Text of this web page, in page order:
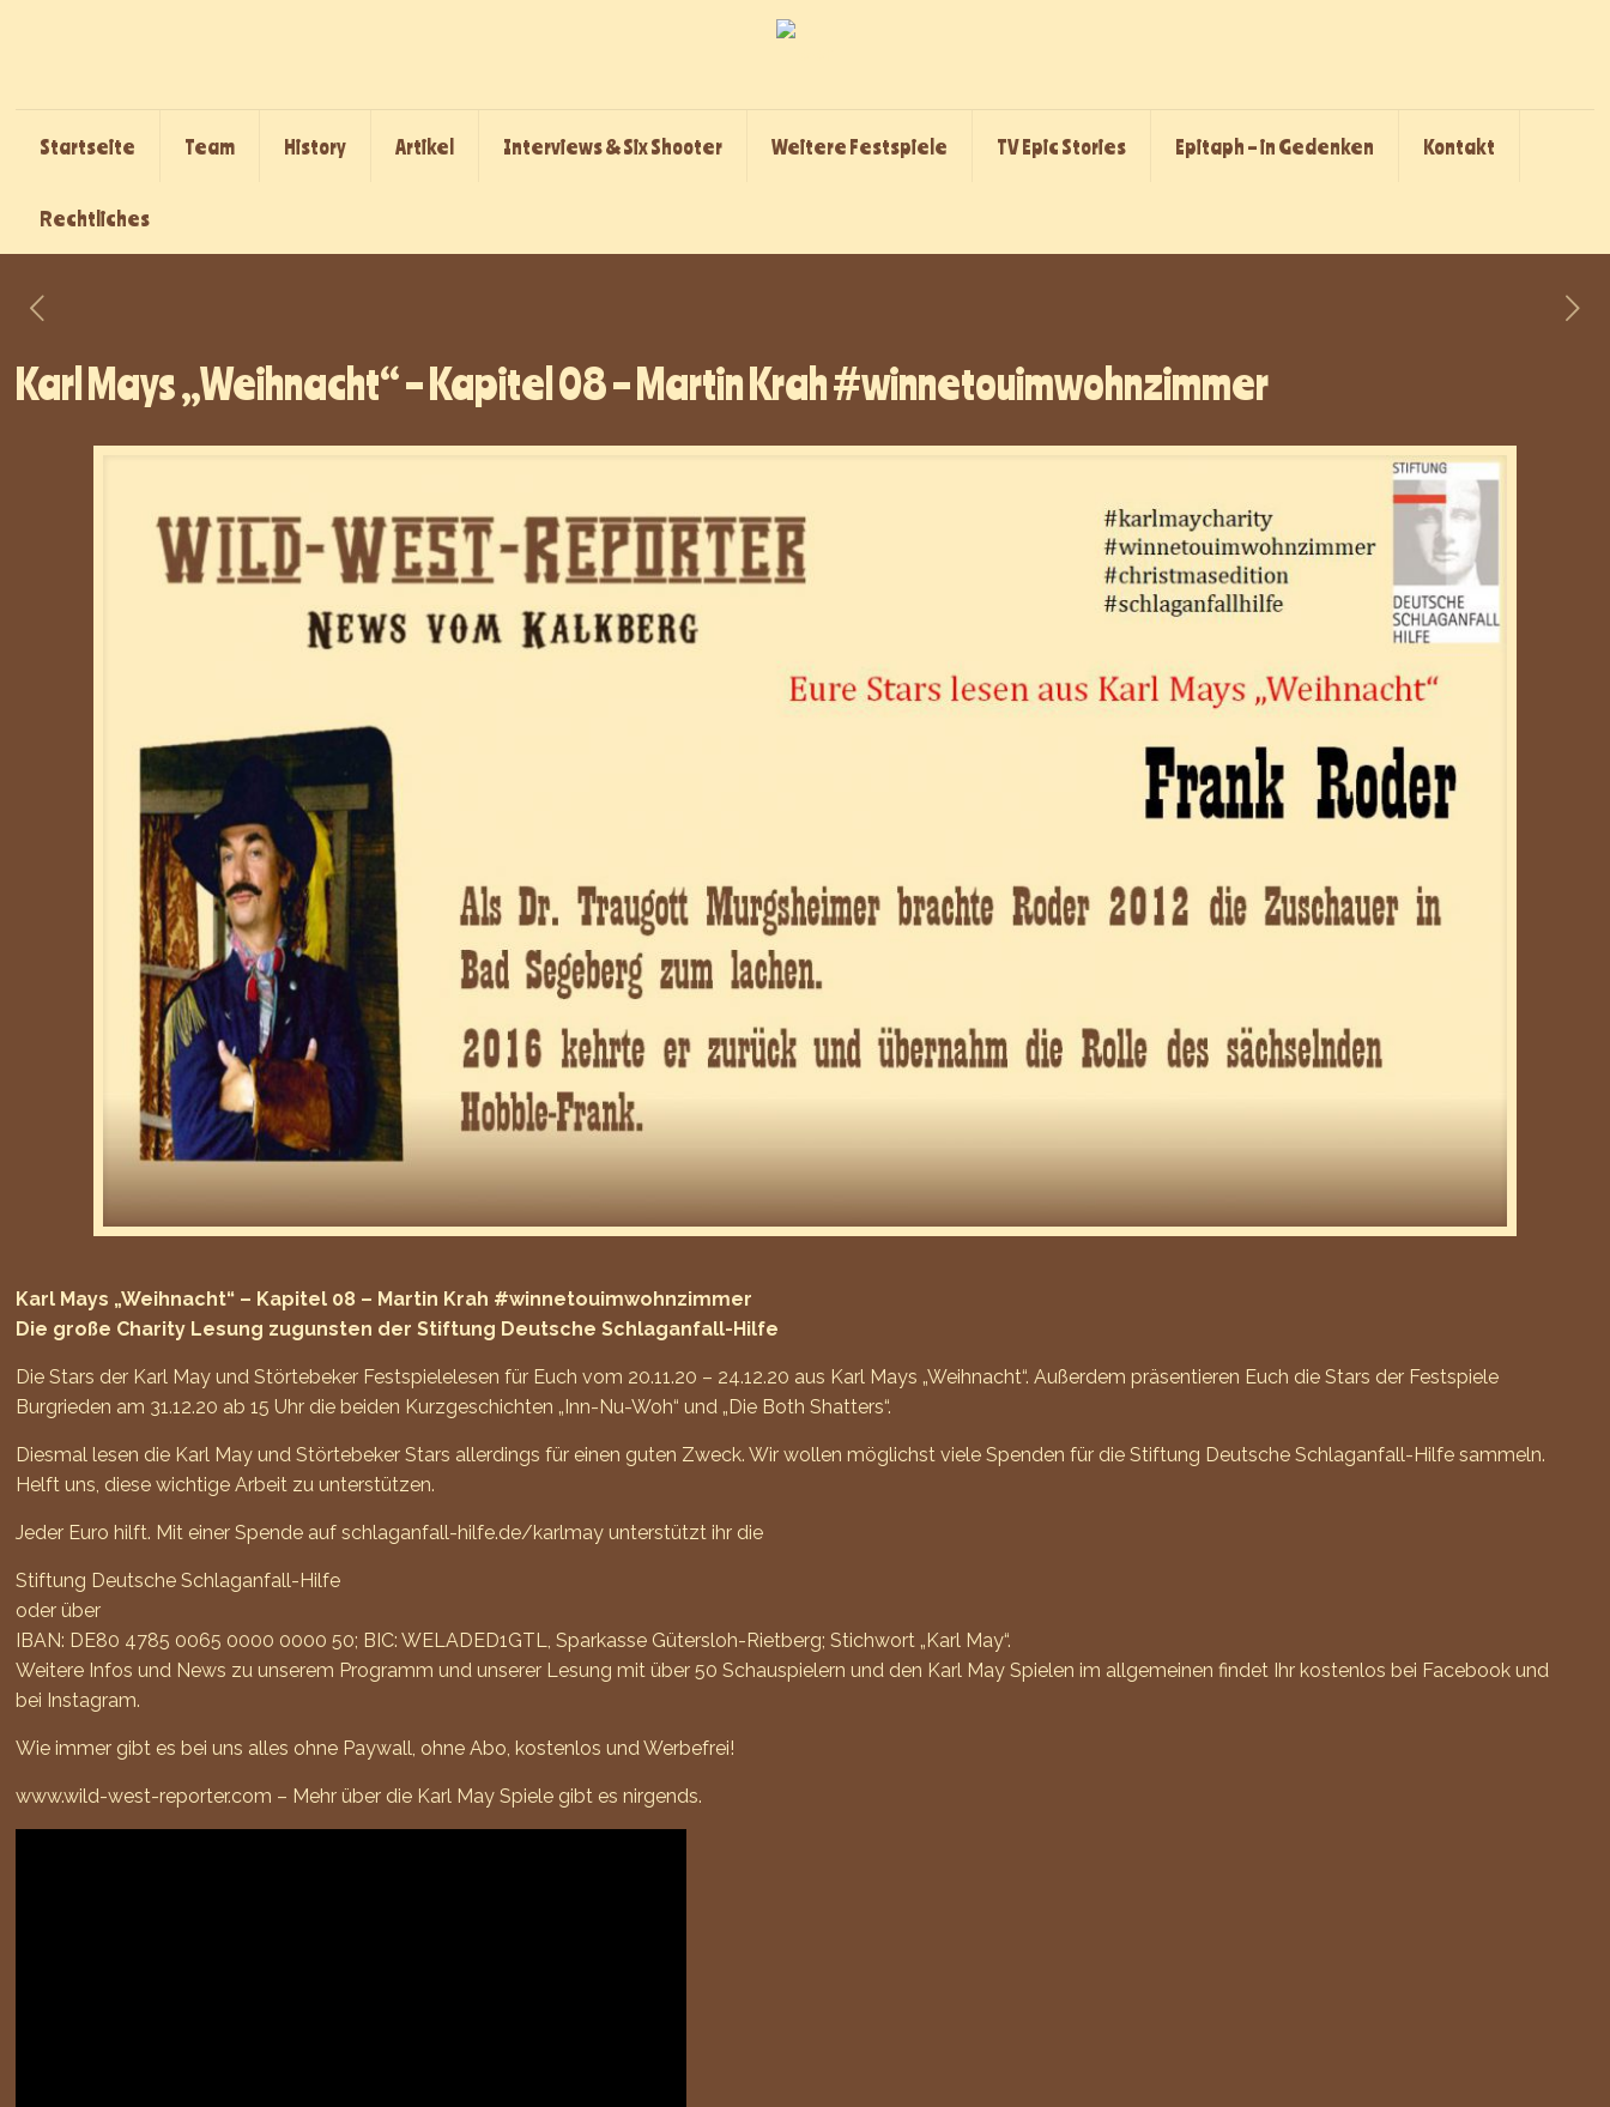
Startseite Team History Artikel Interviews & Six Shooter Weitere Festspiele TV Epic Stories Epitaph – in Gedenken Kontakt
Rechtliches
Karl Mays „Weihnacht“ – Kapitel 08 – Martin Krah #winnetouimwohnzimmer
Karl Mays „Weihnacht“ – Kapitel 08 – Martin Krah #winnetouimwohnzimmer
Die große Charity Lesung zugunsten der Stiftung Deutsche Schlaganfall-Hilfe
Die Stars der Karl May und Störtebeker Festspielelesen für Euch vom 20.11.20 – 24.12.20 aus Karl Mays „Weihnacht“. Außerdem präsentieren Euch die Stars der Festspiele
Burgrieden am 31.12.20 ab 15 Uhr die beiden Kurzgeschichten „Inn-Nu-Woh“ und „Die Both Shatters“.
Diesmal lesen die Karl May und Störtebeker Stars allerdings für einen guten Zweck. Wir wollen möglichst viele Spenden für die Stiftung Deutsche Schlaganfall-Hilfe sammeln.
Helft uns, diese wichtige Arbeit zu unterstützen.
Jeder Euro hilft. Mit einer Spende aufschlaganfall-hilfe.de/karlmay unterstützt ihr die
Stiftung Deutsche Schlaganfall-Hilfe
oder über
IBAN: DE80 4785 0065 0000 0000 50; BIC: WELADED1GTL, Sparkasse Gütersloh-Rietberg; Stichwort „Karl May“.
Weitere Infos und News zu unserem Programm und unserer Lesung mit über 50 Schauspielern und den Karl May Spielen im allgemeinen findet Ihr kostenlos bei Facebook und
bei Instagram.
Wie immer gibt es bei uns alles ohne Paywall, ohne Abo, kostenlos und Werbefrei!
www.wild-west-reporter.com – Mehr über die Karl May Spiele gibt es nirgends.